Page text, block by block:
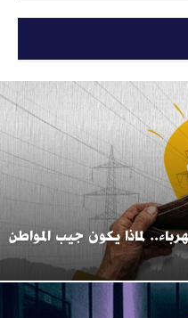
لماذا يكون جيب المواطن